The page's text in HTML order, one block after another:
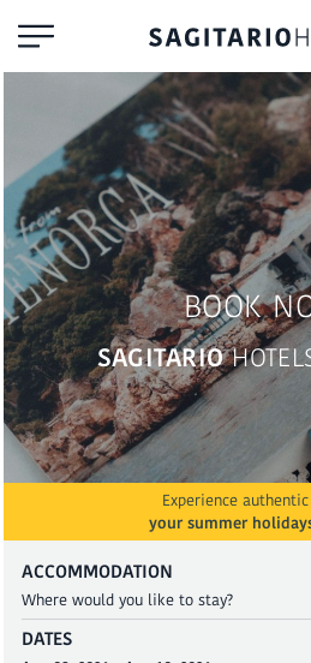
BOOK
SAGITARIO
Experience
your summer
ACCOMMODATION
DATES